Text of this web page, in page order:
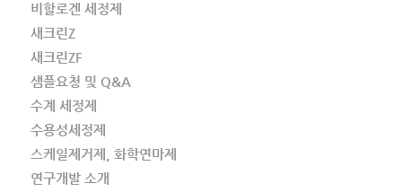
비할로겐 세정제
새크린Z
새크린ZF
샘플요청 및 Q&A
수계 세정제
수용성세정제
스케일제거제, 화학연마제
연구개발 소개